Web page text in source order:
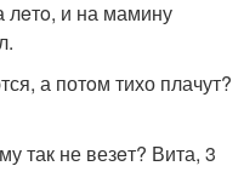
лeтo, и на мамину
а потoм тихо плачут?
так не везeт? Вита, 3